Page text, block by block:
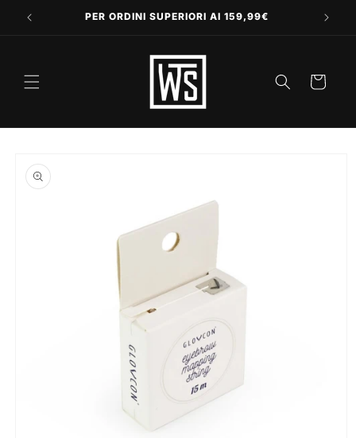
direttamentePER ORDINI SUPERIORI AI 159,99€
Carrello
informazioni
sul prodotto